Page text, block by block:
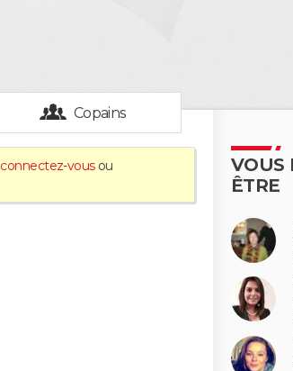
Copains
connectez-vousou
VOUS
ÊTRE